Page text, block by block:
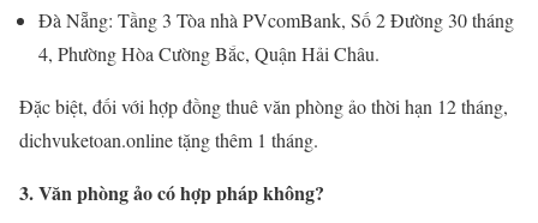
Đà Nẵng: Tầng 3 Tòa nhà PVcomBank, Số 2 Đường 30 tháng
4, Phường Hòa Cường Bắc, Quận Hải Châu.
Đặc biệt, đối với hợp đồng thuê văn phòng ảo thời hạn 12 tháng,
dichvuketoan.online tặng thêm 1 tháng.
3. Văn phòng ảo có hợp pháp không?